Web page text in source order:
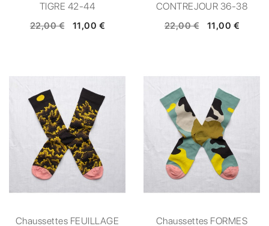
TIGRE 42-44
22,00 € 11,00 €
CONTREJOUR 36-38
22,00 € 11,00 €
Chaussettes FEUILLAGE Chaussettes FORMES